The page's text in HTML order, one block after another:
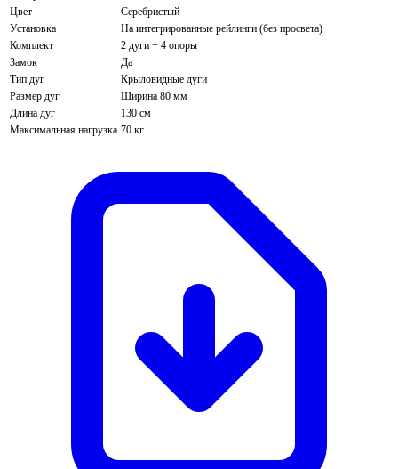
Цвет
Серебристый
Установка
На интегрированные рейлинги (без просвета)
Комплект
2 дуги + 4 опоры
Замок
Да
Тип дуг
Крыловидные дуги
Размер дуг
Ширина 80 мм
Длина дуг
130 см
Максимальная нагрузка 70 кг